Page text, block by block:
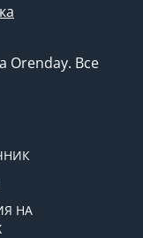
Orenday. Все
НА